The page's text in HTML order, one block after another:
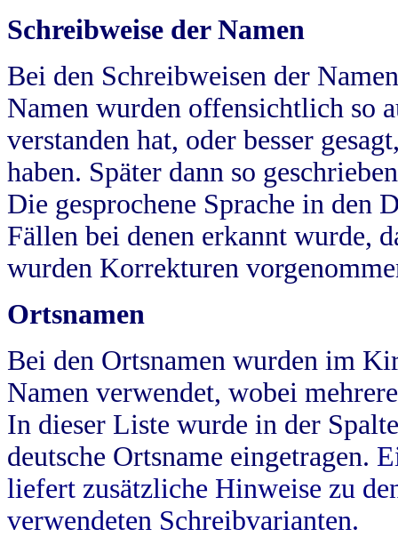
Schreibweise der Namen
Bei den Schreibweisen der
Namen wurden offensichtlich so
verstanden hat, oder besser
haben. Später dann so
Die gesprochene Sprache in
Fällen bei denen erkannt wurde,
wurden Korrekturen
Ortsnamen
Bei den Ortsnamen wurden im
Namen verwendet, wobei
In dieser Liste wurde in der
deutsche Ortsname eingetragen.
liefert zusätzliche Hinweise zu
verwendeten Schreibvarianten.